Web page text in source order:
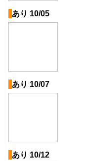
あり 10/05
あり 10/07
あり 10/12